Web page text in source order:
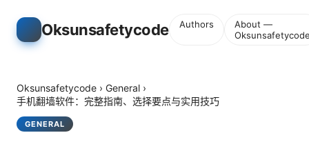
Oksunsafetycode Authors
About —
Oksunsafetycode › General ›
手机翻墙软件：完整指南、选择要点与实用技巧
GENERAL